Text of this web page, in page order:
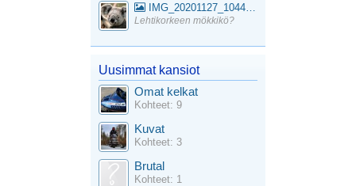
IMG_20201127_104441_1
Lehtikorkeen mökkikö?
Uusimmat kansiot
Omat kelkat
Kohteet: 9
Kuvat
Kohteet: 3
Brutal
Kohteet: 1